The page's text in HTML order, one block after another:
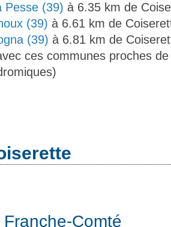
Pesse (39) à 6.35 km de
(39) à 6.61 km de
(39) à 6.81 km de
ces communes proches
Comté